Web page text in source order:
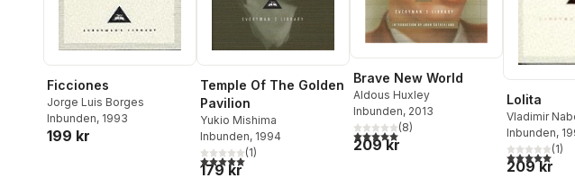
Ficciones
Jorge Luis Borges
Inbunden, 1993
199 kr
Temple Of The Golden
Pavilion
Yukio Mishima
Inbunden, 1994
5,0utav 5 stjärnor. Totalt antal röster:
(1)
179 kr
Brave New World
Aldous Huxley
Inbunden, 2013
5,0utav 5 stjärnor. Totalt antal röster:
(8)
209 kr
Lolita
Vladimir
Inbunden,
5,0utav 5(1)
209 kr